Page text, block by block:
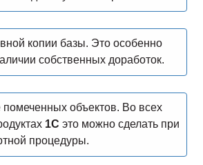
копии базы. Это особенно
собственных доработок.
объектов. Во всех
1С это можно сделать при
процедуры.